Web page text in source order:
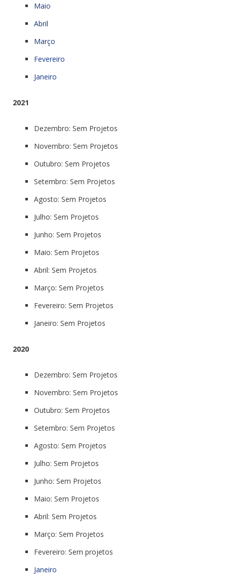
Maio
Abril
Março
Fevereiro
Janeiro
2021
Dezembro: Sem Projetos
Novembro: Sem Projetos
Outubro: Sem Projetos
Setembro: Sem Projetos
Agosto: Sem Projetos
Julho: Sem Projetos
Junho: Sem Projetos
Maio: Sem Projetos
Abril: Sem Projetos
Março: Sem Projetos
Fevereiro: Sem Projetos
Janeiro: Sem Projetos
2020
Dezembro: Sem Projetos
Novembro: Sem Projetos
Outubro: Sem Projetos
Setembro: Sem Projetos
Agosto: Sem Projetos
Julho: Sem Projetos
Junho: Sem Projetos
Maio: Sem Projetos
Abril: Sem Projetos
Março: Sem Projetos
Fevereiro: Sem projetos
Janeiro